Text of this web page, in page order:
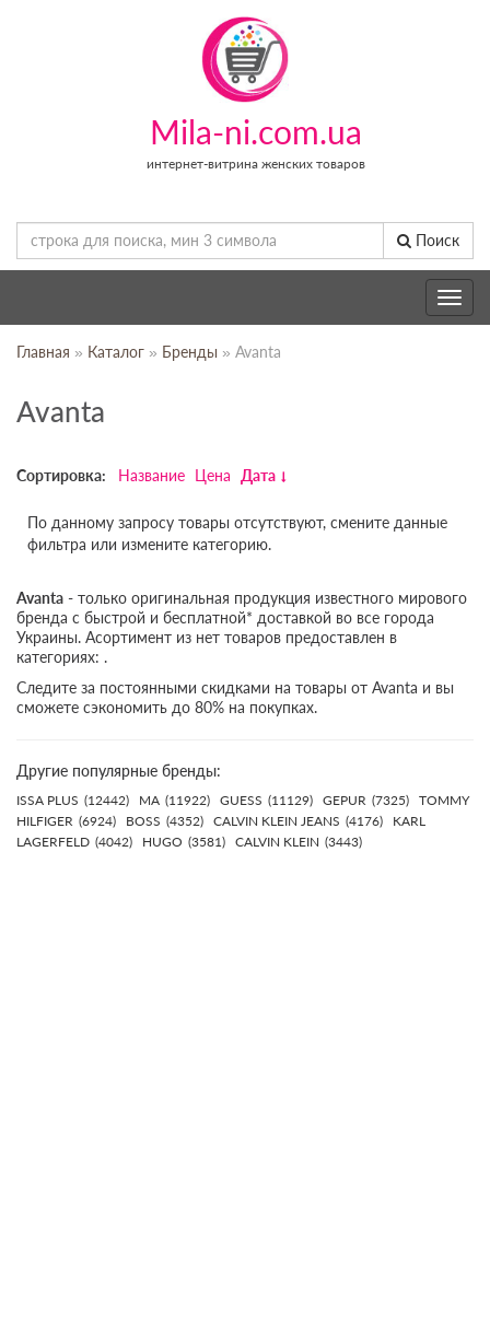
Mila-ni.com.ua
интернет-витрина женских товаров
Поиск
Toggle
Главная » Каталог » Бренды » Avanta
Avanta
Сортировка: Название Цена Дата
По данному запросу товары отсутствуют, смените данные
фильтра или измените категорию.
Avanta - только оригинальная продукция известного мирового
бренда с быстрой и бесплатной* доставкой во все города
Украины. Асортимент из нет товаров предоставлен в
категориях: .
Следите за постоянными скидками на товары от Avanta и вы
сможете сэкономить до 80% на покупках.
Другие популярные бренды:
ISSA PLUS (12442) MA (11922) GUESS (11129) GEPUR (7325) TOMMY
HILFIGER (6924) BOSS (4352) CALVIN KLEIN JEANS (4176)
KARL
LAGERFELD (4042) HUGO (3581) CALVIN KLEIN (3443)